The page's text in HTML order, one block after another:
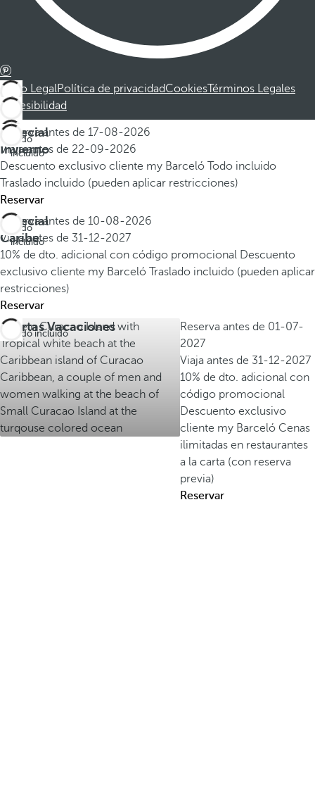
Aviso LegalPolítica de privacidadCookiesTérminos Legales
Accesibilidad
Especial
Invierno
Todo
incluido
Reserva antes de 17-08-2026
Viaja antes de 22-09-2026
Descuento exclusivo cliente my Barceló Todo incluido
Traslado incluido (pueden aplicar restricciones)
Reservar
Especial
Caribe
Todo
incluido
Reserva antes de 10-08-2026
Viaja antes de 31-12-2027
10% de dto. adicional con código promocional Descuento
exclusivo cliente my Barceló Traslado incluido (pueden aplicar
restricciones)
Reservar
Ofertas Vacaciones
Todo incluido
Reserva antes de 01-07-
2027
Viaja antes de 31-12-2027
10% de dto. adicional con
código promocional
Descuento exclusivo
cliente my Barceló Cenas
ilimitadas en restaurantes
a la carta (con reserva
previa)
Reservar